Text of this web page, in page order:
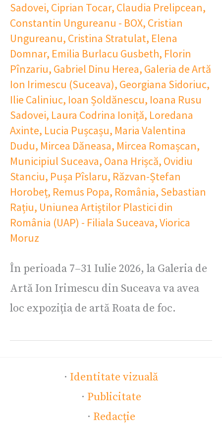
Sadovei, Ciprian Tocar, Claudia Prelipcean,
Constantin Ungureanu - BOX, Cristian
Ungureanu, Cristina Stratulat, Elena
Domnar, Emilia Burlacu Gusbeth, Florin
Pînzariu, Gabriel Dinu Herea, Galeria de Artă
Ion Irimescu (Suceava), Georgiana Sidoriuc,
Ilie Caliniuc, Ioan Șoldănescu, Ioana Rusu
Sadovei, Laura Codrina Ioniță, Loredana
Axinte, Lucia Pușcașu, Maria Valentina
Dudu, Mircea Dăneasa, Mircea Romașcan,
Municipiul Suceava, Oana Hrișcă, Ovidiu
Stanciu, Pușa Pîslaru, Răzvan-Ștefan
Horobeț, Remus Popa, România, Sebastian
Rațiu, Uniunea Artiștilor Plastici din
România (UAP) - Filiala Suceava,Viorica
Moruz
În perioada 7–31 Iulie 2026, la Galeria de
Artă Ion Irimescu din Suceava va avea
loc expoziția de artă Roata de foc.
· Identitate vizuală
· Publicitate
· Redacție